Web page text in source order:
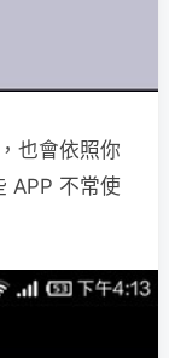
也會依照你
APP 不常使